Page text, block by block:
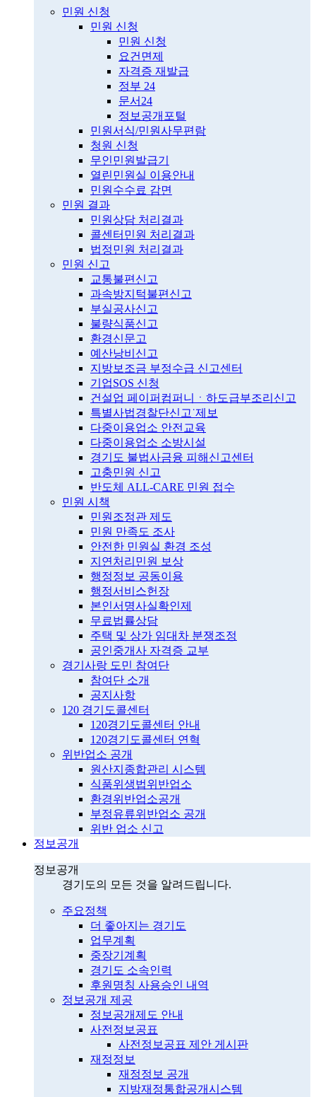
민원 신청
민원 신청
민원 신청
요건면제
자격증 재발급
정부 24
문서24
정보공개포털
민원서식/민원사무편람
청원 신청
무인민원발급기
열린민원실 이용안내
민원수수료 감면
민원 결과
민원상담 처리결과
콜센터민원 처리결과
법정민원 처리결과
민원 신고
교통불편신고
과속방지턱불편신고
부실공사신고
불량식품신고
환경신문고
예산낭비신고
지방보조금 부정수급 신고센터
기업SOS 신청
건설업 페이퍼컴퍼니ㆍ하도급부조리신고
특별사법경찰단신고˙제보
다중이용업소 안전교육
다중이용업소 소방시설
경기도 불법사금융 피해신고센터
고충민원 신고
반도체 ALL-CARE 민원 접수
민원 시책
민원조정관 제도
민원 만족도 조사
안전한 민원실 환경 조성
지연처리민원 보상
행정정보 공동이용
행정서비스헌장
본인서명사실확인제
무료법률상담
주택 및 상가 임대차 분쟁조정
공인중개사 자격증 교부
경기사랑 도민 참여단
참여단 소개
공지사항
120 경기도콜센터
120경기도콜센터 안내
120경기도콜센터 연혁
위반업소 공개
원산지종합관리 시스템
식품위생법위반업소
환경위반업소공개
부정유류위반업소 공개
위반 업소 신고
정보공개
정보공개
경기도의 모든 것을 알려드립니다.
주요정책
더 좋아지는 경기도
업무계획
중장기계획
경기도 소속인력
후원명칭 사용승인 내역
정보공개 제공
정보공개제도 안내
사전정보공표
사전정보공표 제안 게시판
재정정보
재정정보 공개
지방재정통합공개시스템